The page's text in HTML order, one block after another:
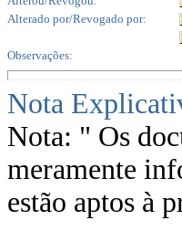
Alterado por/Revogado por:
Observações:
Nota
Nota: " Os
meramente
estão aptos à